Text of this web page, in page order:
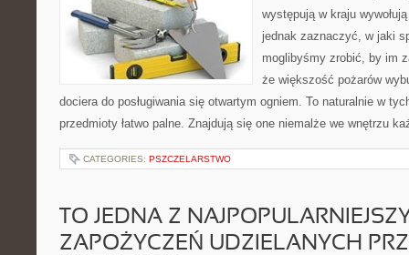
występują w kraju
jednak zaznaczyć, w jaki
moglibyśmy zrobić, by im
że większość pożarów
dociera do posługiwania się otwartym ogniem. To naturalnie w
przedmioty łatwo palne. Znajdują się one niemalże we wnętrzu
CATEGORIES: PSZCZELARSTWO
TO JEDNA Z
ZAPOŻYCZEŃ UDZIELANYCH